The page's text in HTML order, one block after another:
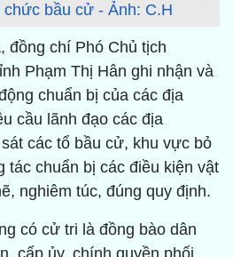
chức bầu cử - Ảnh: C.H
đồng chí Phó Chủ tịch
Phạm Thị Hân ghi nhận và
chuẩn bị của các địa
cầu lãnh đạo các địa
các tổ bầu cử, khu vực bỏ
tác chuẩn bị các điều kiện vật
nghiêm túc, đúng quy định.
có cử tri là đồng bào dân